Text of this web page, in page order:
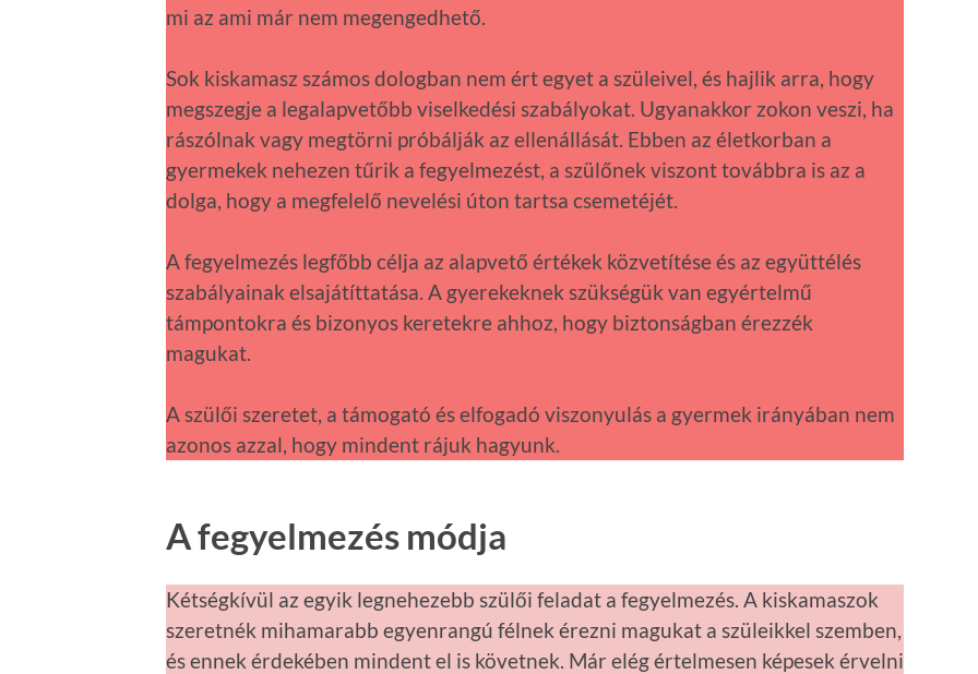
mi az ami már nem megengedhető.
Sok kiskamasz számos dologban nem ért egyet a szüleivel, és hajlik arra, hogy
megszegje a legalapvetőbb viselkedési szabályokat. Ugyanakkor zokon veszi, ha
rászólnak vagy megtörni próbálják az ellenállását. Ebben az életkorban a
gyermekek nehezen tűrik a fegyelmezést, a szülőnek viszont továbbra is az a
dolga, hogy a megfelelő nevelési úton tartsa csemetéjét.
A fegyelmezés legfőbb célja az alapvető értékek közvetítése és az együttélés
szabályainak elsajátíttatása. A gyerekeknek szükségük van egyértelmű
támpontokra és bizonyos keretekre ahhoz, hogy biztonságban érezzék
magukat.
A szülői szeretet, a támogató és elfogadó viszonyulás a gyermek irányában nem
azonos azzal, hogy mindent rájuk hagyunk.
A fegyelmezés módja
Kétségkívül az egyik legnehezebb szülői feladat a fegyelmezés. A kiskamaszok
szeretnék mihamarabb egyenrangú félnek érezni magukat a szüleikkel szemben,
és ennek érdekében mindent el is követnek. Már elég értelmesen képesek érvelni